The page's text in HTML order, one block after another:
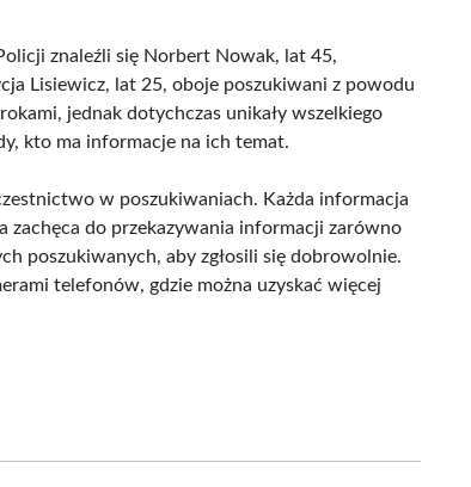
znaleźli się Norbert Nowak, lat 45,
Lisiewicz, lat 25, oboje poszukiwani z powodu
jednak dotychczas unikały wszelkiego
kto ma informacje na ich temat.
w poszukiwaniach. Każda informacja
zachęca do przekazywania informacji zarówno
poszukiwanych, aby zgłosili się dobrowolnie.
telefonów, gdzie można uzyskać więcej